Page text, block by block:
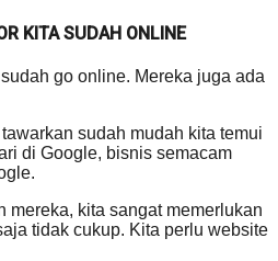
KITA SUDAH ONLINE
go online. Mereka juga ada
sudah mudah kita temui
di Google, bisnis semacam
mereka, kita sangat memerlukan
tidak cukup. Kita perlu website